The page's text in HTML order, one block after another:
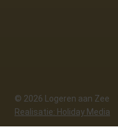
© 2026 Logeren aan Zee
Realisatie: Holiday Media